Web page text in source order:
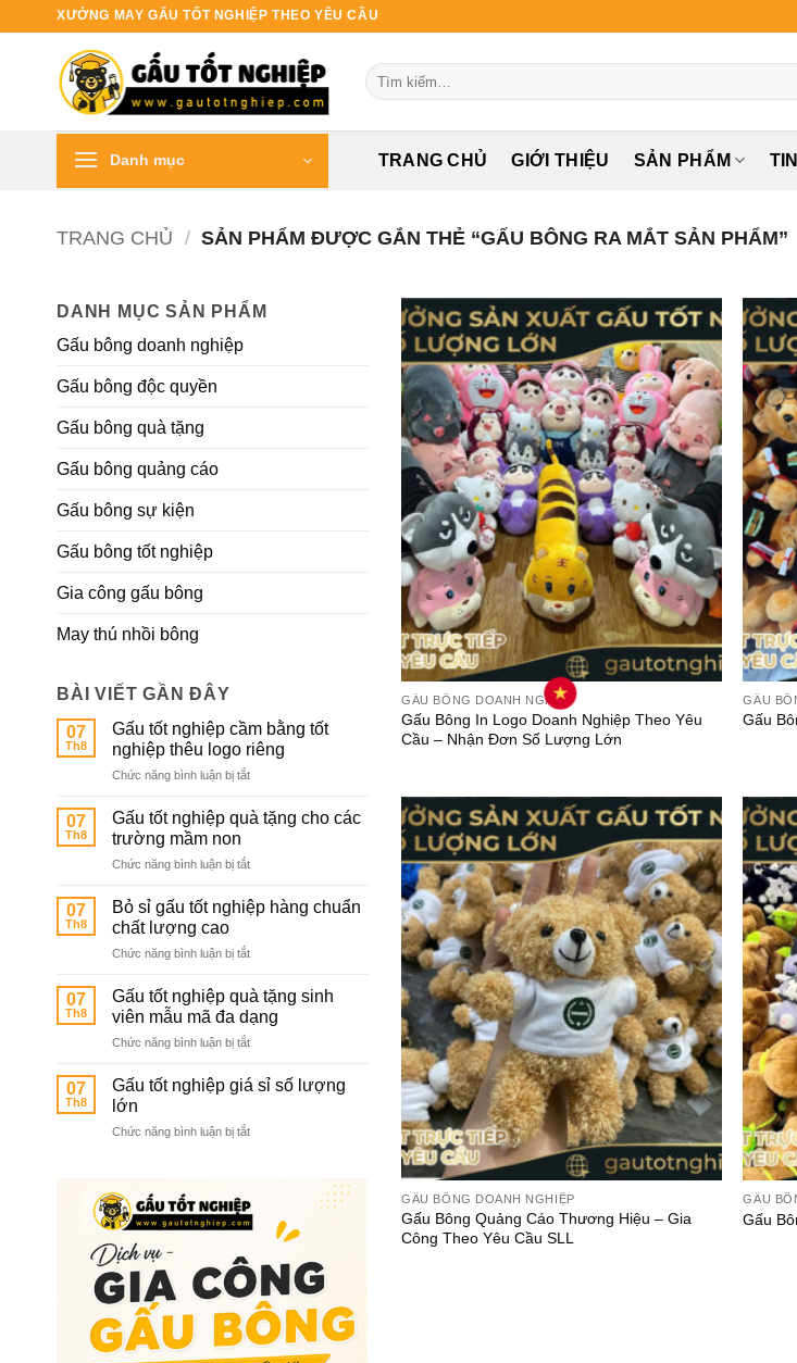
XƯỞNG MAY GẤU TỐT NGHIỆP THEO YÊU CẦU
Tìm
kiếm:
Danh mục TRANG CHỦ GIỚI THIỆU SẢN PHẨM
TRANG CHỦ / SẢN PHẨM ĐƯỢC GẮN THẺ “GẤU BÔNG RA MẮT SẢN PHẨM”
DANH MỤC SẢN PHẨM
Gấu bông doanh nghiệp
Gấu bông độc quyền
Gấu bông quà tặng
Gấu bông quảng cáo
Gấu bông sự kiện
Gấu bông tốt nghiệp
Gia công gấu bông
May thú nhồi bông
BÀI VIẾT GẦN ĐÂY
07
Th8
Gấu tốt nghiệp cầm bằng tốt
nghiệp thêu logo riêng
Chức năng bình luận bị tắtở
tốt
nghiệp
bằng
nghiệp
riêng
07
Th8
Gấu tốt nghiệp quà tặng cho các
trường mầm non
Chức năng bình luận bị tắtở
tốt
nghiệp
tặng
các
trường
mầm
non
07
Th8
Bỏ sỉ gấu tốt nghiệp hàng chuẩn
chất lượng cao
Chức năng bình luận bị tắtở
sỉ
tốt
nghiệp
chuẩn
cao
07
Th8
Gấu tốt nghiệp quà tặng sinh
viên mẫu mã đa dạng
Chức năng bình luận bị tắtở
tốt
tặng
mã
đa
07
Th8
Gấu tốt nghiệp giá sỉ số lượng
lớn
Chức năng bình luận bị tắtở
giá
sỉ
lớn
GẤU BÔNG DOANH NGHIỆP
Gấu Bông In Logo Doanh Nghiệp Theo Yêu
Cầu – Nhận Đơn Số Lượng Lớn
GẤU
Gấu
GẤU BÔNG DOANH NGHIỆP
Gấu Bông Quảng Cáo Thương Hiệu – Gia
Công Theo Yêu Cầu SLL
GẤU
Gấu